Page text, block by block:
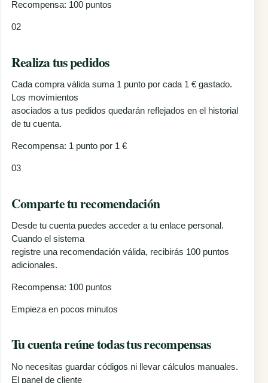
Recompensa: 100 puntos
02
Realiza tus pedidos
Cada compra válida suma 1 punto por cada 1 € gastado.
Los movimientos
asociados a tus pedidos quedarán reflejados en el historial
de tu cuenta.
Recompensa: 1 punto por 1 €
03
Comparte tu recomendación
Desde tu cuenta puedes acceder a tu enlace personal.
Cuando el sistema
registre una recomendación válida, recibirás 100 puntos
adicionales.
Recompensa: 100 puntos
Empieza en pocos minutos
Tu cuenta reúne todas tus recompensas
No necesitas guardar códigos ni llevar cálculos manuales.
El panel de cliente